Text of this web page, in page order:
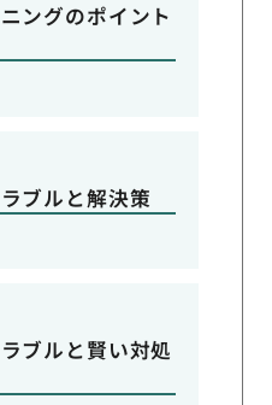
ングのポイント
ブルと解決策
ブルと賢い対処